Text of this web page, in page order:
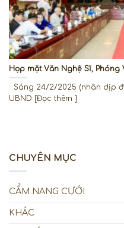
Họp mặt Văn Nghệ Sĩ, Phóng
Sáng 24/2/2025 (nhân dịp
UBND [Đọc thêm ]
CHUYÊN MỤC
CẨM NANG CƯỚI
KHÁC